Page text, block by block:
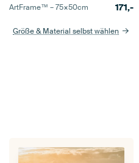
ArtFrame™ –75×50cm 171,-
Größe & Material selbst wählen